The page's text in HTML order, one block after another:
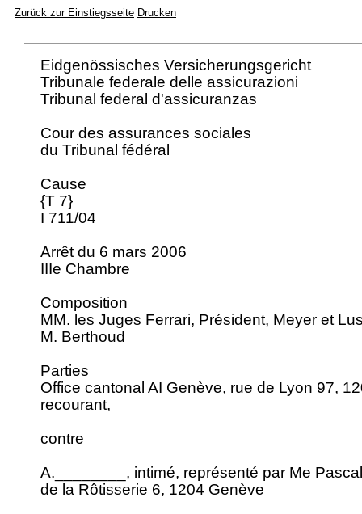
Zurück zur Einstiegsseite Drucken
Eidgenössisches Versicherungsgericht
Tribunale federale delle assicurazioni
Tribunal federal d'assicuranzas
Cour des assurances sociales
du Tribunal fédéral
Cause
{T 7}
I 711/04
Arrêt du 6 mars 2006
IIIe Chambre
Composition
MM. les Juges Ferrari, Président, Meyer et
M. Berthoud
Parties
Office cantonal AI Genève, rue de Lyon 97,
recourant,
contre
A.________, intimé, représenté par Me
de la Rôtisserie 6, 1204 Genève